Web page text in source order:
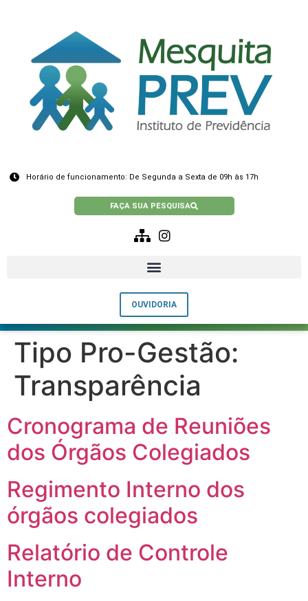
Horário de funcionamento: De Segunda a Sexta de 09h às 17h
FAÇA SUA PESQUISA
OUVIDORIA
Tipo Pro-Gestão:
Transparência
Cronograma de Reuniões
dos Órgãos Colegiados
Regimento Interno dos
órgãos colegiados
Relatório de Controle
Interno